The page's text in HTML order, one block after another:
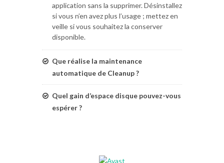
application sans la supprimer. Désinstallez
si vous n’en avez plus l’usage ; mettez en
veille si vous souhaitez la conserver
disponible.
Que réalise la maintenance
automatique de Cleanup ?
Quel gain d’espace disque pouvez-vous
espérer ?